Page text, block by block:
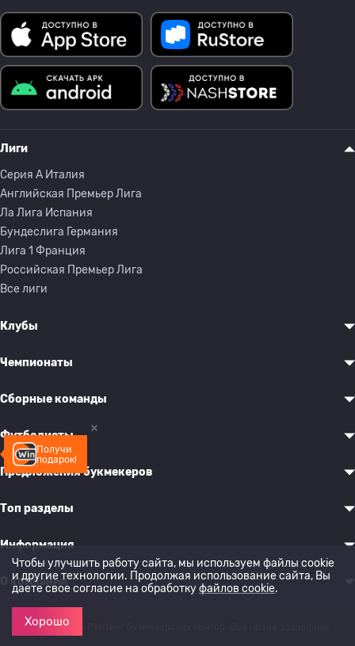
Получи
подарок!
Лиги
Серия A Италия
Английская Премьер Лига
Ла Лига Испания
Бундеслига Германия
Лига 1 Франция
Российская Премьер Лига
Все лиги
Клубы
Чемпионаты
Сборные команды
Футболисты
Предложения букмекеров
Топ разделы
Информация
О компании
© 2022-2026 Рейтинг букмекерских контор. Все права защищены.
Чтобы улучшить работу сайта, мы используем файлы cookie
и другие технологии. Продолжая использование сайта, Вы
даете свое согласие на обработкуфайлов cookie.
Хорошо